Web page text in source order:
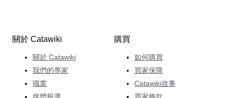
關於 Catawiki
關於 Catawiki
我們的專家
職業
媒體報導
購買
如何購買
買家保障
Catawiki故事
買家條款